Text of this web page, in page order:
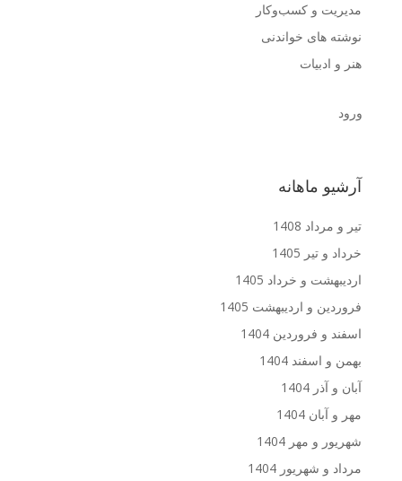
مدیریت و کسب‌وکار
نوشته های خواندنی
هنر و ادبیات
ورود
آرشیو ماهانه
تیر و مرداد 1408
خرداد و تیر 1405
اردیبهشت و خرداد 1405
فروردین و اردیبهشت 1405
اسفند و فروردین 1404
بهمن و اسفند 1404
آبان و آذر 1404
مهر و آبان 1404
شهریور و مهر 1404
مرداد و شهریور 1404